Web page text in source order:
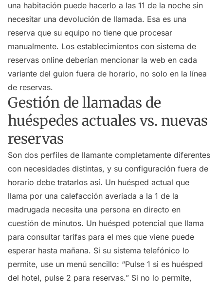
una habitación puede hacerlo a las 11 de la noche sin
necesitar una devolución de llamada. Esa es una
reserva que su equipo no tiene que procesar
manualmente. Los establecimientos con sistema de
reservas online deberían mencionar la web en cada
variante del guion fuera de horario, no solo en la línea
de reservas.
Gestión de llamadas de
huéspedes actuales vs. nuevas
reservas
Son dos perfiles de llamante completamente diferentes
con necesidades distintas, y su configuración fuera de
horario debe tratarlos así. Un huésped actual que
llama por una calefacción averiada a la 1 de la
madrugada necesita una persona en directo en
cuestión de minutos. Un huésped potencial que llama
para consultar tarifas para el mes que viene puede
esperar hasta mañana. Si su sistema telefónico lo
permite, use un menú sencillo: “Pulse 1 si es huésped
del hotel, pulse 2 para reservas.” Si no lo permite,